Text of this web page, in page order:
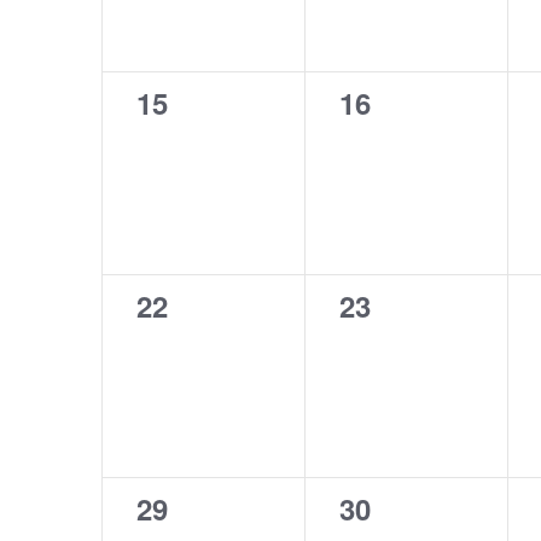
0
15
0
16
0
22
0
23
0
29
0
30